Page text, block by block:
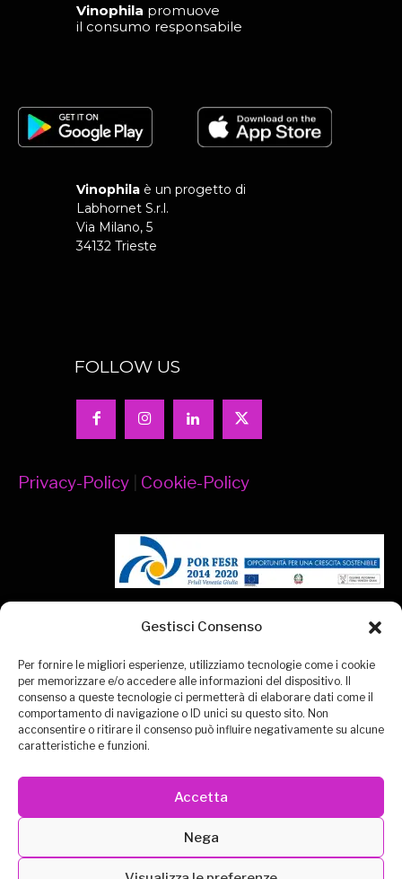
Gestisci Consenso
Per fornire le migliori esperienze, utilizziamo tecnologie come i cookie
per memorizzare e/o accedere alle informazioni del dispositivo. Il
consenso a queste tecnologie ci permetterà di elaborare dati come il
comportamento di navigazione o ID unici su questo sito. Non
acconsentire o ritirare il consenso può influire negativamente su alcune
caratteristiche e funzioni.
Accetta
Nega
Vinophila promuove
il consumo responsabile
Vinophila è un progetto di
Labhornet S.r.l.
Via Milano, 5
34132 Trieste
FOLLOW US
Privacy-Policy Cookie-Policy
METAVERSO MEDIA PARTNERS
Powered by ADVEPA COMMUNICATION s.r.l.